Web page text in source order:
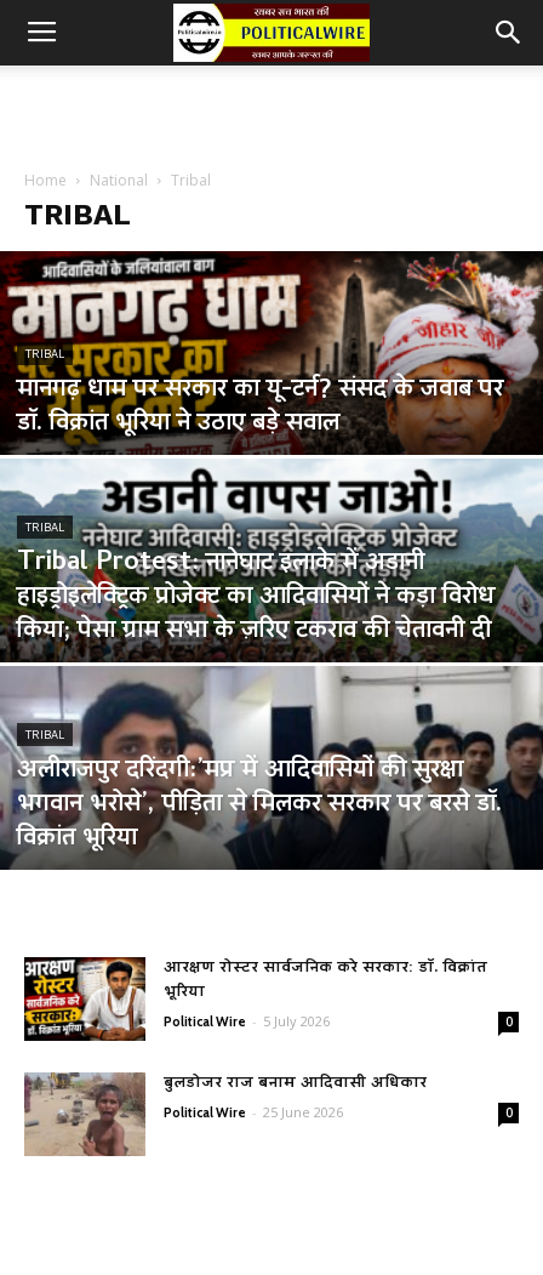
Home National Tribal
TRIBAL
TRIBAL
मानगढ़ धाम पर सरकार का यू-टर्न? संसद के जवाब पर
डॉ. विक्रांत भूरिया ने उठाए बड़े सवाल
TRIBAL
Tribal Protest: नानेघाट इलाके में अडानी
हाइड्रोइलेक्ट्रिक प्रोजेक्ट का आदिवासियों ने कड़ा विरोध
किया; पेसा ग्राम सभा के ज़रिए टकराव की चेतावनी दी
TRIBAL
अलीराजपुर दरिंदगी:’मप्र में आदिवासियों की सुरक्षा
भगवान भरोसे’, पीड़िता से मिलकर सरकार पर बरसे डॉ.
विक्रांत भूरिया
आरक्षण रोस्टर सार्वजनिक करे सरकार: डॉ. विक्रांत
भूरिया
Political Wire - 5 July 2026 0
बुलडोजर राज बनाम आदिवासी अधिकार
Political Wire - 25 June 2026 0